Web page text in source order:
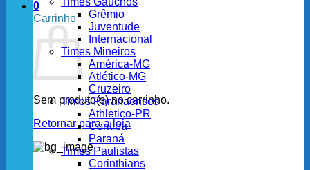
0
Carrinho
Sem produto(s) no carrinho.
Retornar para a loja
Grêmio
Juventude
Internacional
Times Mineiros
América-MG
Atlético-MG
Cruzeiro
Times Paranaenses
Athletico-PR
Coritiba
Paraná
Times Paulistas
Corinthians